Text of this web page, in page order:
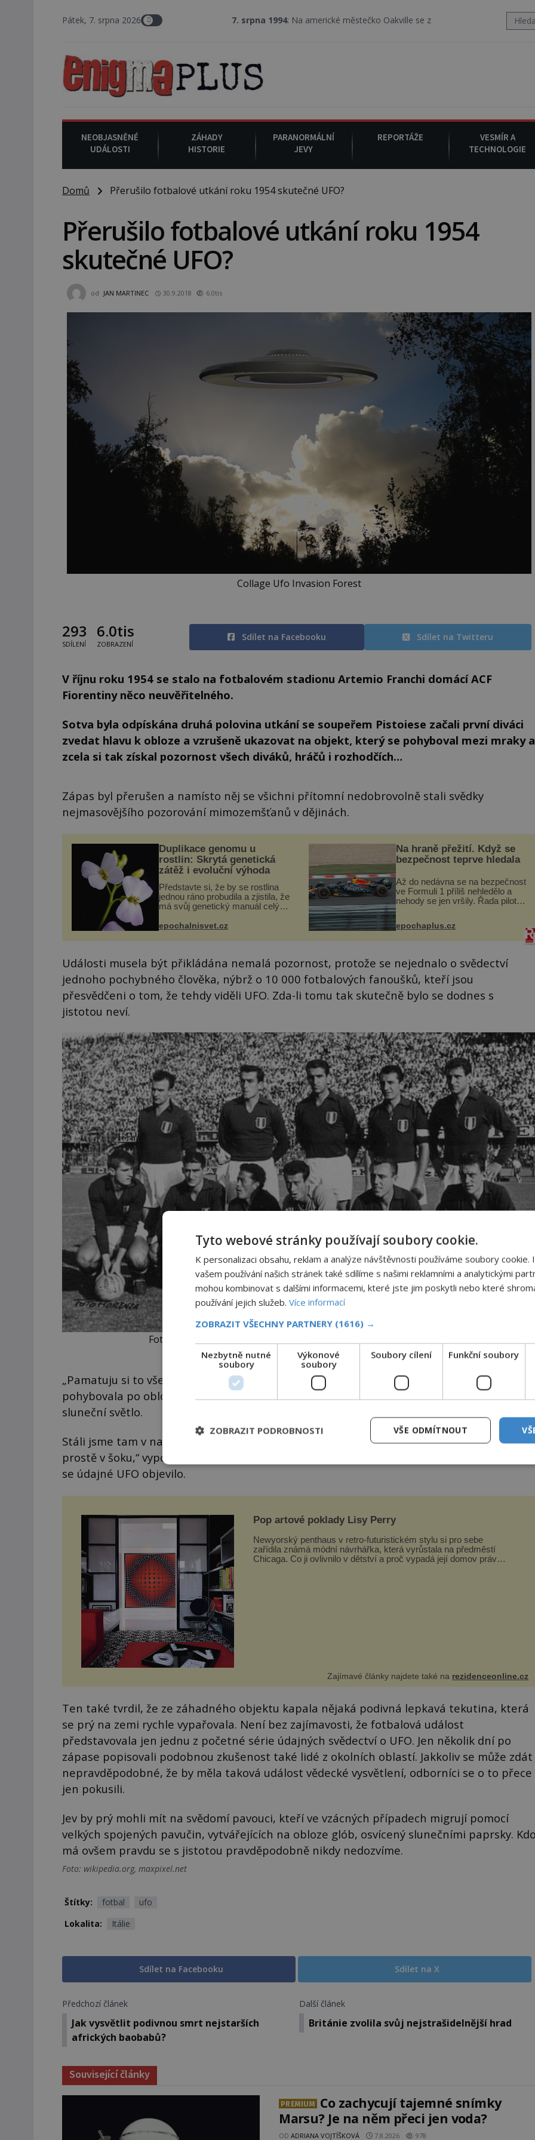
Pátek, 7. srpna 2026 7. srpna 1994 : Na americké městečko Oakville se z nebe snáší podivná rosolovitá látka
NEOBJASNĚNÉ
UDÁLOSTI
ZÁHADY
HISTORIE
PARANORMÁLNÍ
JEVY
REPORTÁŽE
VESMÍR A
TECHNOLOGIE
Domů Přerušilo fotbalové utkání roku 1954 skutečné UFO?
Přerušilo fotbalové utkání roku 1954
skutečné UFO?
od JAN MARTINEC 30.9.2018 6.0tis
Collage Ufo Invasion Forest
293
SDÍLENÍ
6.0tis
ZOBRAZENÍ
Sdílet na Facebooku Sdílet na Twitteru
V říjnu roku 1954 se stalo na fotbalovém stadionu Artemio Franchi domácí ACF
Fiorentiny něco neuvěřitelného.
Sotva byla odpískána druhá polovina utkání se soupeřem Pistoiese začali první diváci
zvedat hlavu k obloze a vzrušeně ukazovat na objekt, který se pohyboval mezi mraky a
zcela si tak získal pozornost všech diváků, hráčů i rozhodčích…
Zápas byl přerušen a namísto něj se všichni přítomní nedobrovolně stali svědky
nejmasovějšího pozorování mimozemšťanů v dějinách.
Duplikace genomu u
rostlin: Skrytá genetická
zátěž i evoluční výhoda
Představte si, že by se rostlina
jednou ráno probudila a zjistila, že
má svůj genetický manuál celý
přírodě stane – a podle nového
vstupenka...
epochalnisvet.cz
Na hraně přežití. Když se
bezpečnost teprve hledala
Až do nedávna se na bezpečnost
ve Formuli 1 příliš nehledělo a
nehody se jen vršily. Řada pilotů
i ztrátou života. Dnes
nepochopiteln...
epochaplus.cz
Události musela být přikládána nemalá pozornost, protože se nejednalo o svědectví
jednoho pochybného člověka, nýbrž o 10 000 fotbalových fanoušků, kteří jsou
přesvědčeni o tom, že tehdy viděli UFO. Zda-li tomu tak skutečně bylo se dodnes s
jistotou neví.
Fotbalisté ACF Fiorentina zhruba z období, kdy došlo k UFO senzaci.
„Pamatuju si to všechno od A do Z. Ta věc připomínala vejce a pomalu, velice pomalu se
pohybovala po obloze. Všichni se dívali nahoru. Zdálo se také, že se ta věc třpytí a odráží
sluneční světlo.
Stáli jsme tam v naprostém úžasu, nikdo z nás předtím nic takového neviděl. Byli jsme
prostě v šoku,“ vypověděl po čase Ardico Magnini, který byl jedním z hráčů na hřišti, když
se údajné UFO objevilo.
Pop artové poklady Lisy Perry
Newyorský penthaus v retro-futuristickém stylu si pro sebe
zařídila známá módní návrhářka, která vyrůstala na předměstí
Chicaga. Co ji ovlivnilo v dětství a proč vypadá její domov právě
Zajímavé články najdete také na rezidenceonline.cz
Ten také tvrdil, že ze záhadného objektu kapala nějaká podivná lepkavá tekutina, která
se prý na zemi rychle vypařovala. Není bez zajímavosti, že fotbalová událost
představovala jen jednu z početné série údajných svědectví o UFO. Jen několik dní po
zápase popisovali podobnou zkušenost také lidé z okolních oblastí. Jakkoliv se může zdát
nepravděpodobné, že by měla taková událost vědecké vysvětlení, odborníci se o to přece
jen pokusili.
Jev by prý mohli mít na svědomí pavouci, kteří ve vzácných případech migrují pomocí
velkých spojených pavučin, vytvářejících na obloze glób, osvícený slunečními paprsky. Kdo
má ovšem pravdu se s jistotou pravděpodobně nikdy nedozvíme.
Foto: wikipedia.org, maxpixel.net
Štítky: fotbal
ufo
Lokalita:
Itálie
Sdílet na Facebooku Sdílet na X
Předchozí článek
Jak vysvětlit podivnou smrt nejstarších
afrických baobabů?
Další článek
Británie zvolila svůj nejstrašidelnější hrad
Související články
PREMIUM
Co zachycují tajemné snímky
Marsu? Je na něm přeci jen voda?
ODADRIANA VOJTÍŠKOVÁ 7.8.2026 978
Tyto webové stránky používají soubory cookie.
K personalizaci obsahu, reklam a analýze návštěvnosti používáme soubory cookie.
vašem používání našich stránek také sdílíme s našimi reklamními a analytickými
mohou kombinovat s dalšími informacemi, které jste jim poskytli nebo které
používání jejich služeb. Více informací
ZOBRAZIT VŠECHNY PARTNERY (1616) →
Nezbytně nutné
soubory
Výkonové
soubory
Soubory cílení Funkční soubory
VŠE ODMÍTNOUT
ZOBRAZIT PODROBNOSTI